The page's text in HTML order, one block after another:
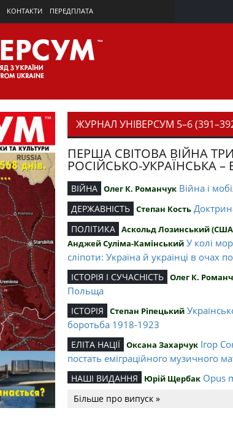
КОНТАКТИ ПЕРЕДПЛАТА
ЖУРНАЛ УНІВЕРСУМ 5–6
ПЕРША СВІТОВА ВІЙНА
РОСІЙСЬКО-УКРАЇНСЬКА –
ВІЙНА Олег К. Романчук Війна і
ДЕРЖАВНІСТЬ Степан Кость
ПОЛІТИКА Аскольд Лозинський
Анджей Суліма-Камінський У колі
сліпоти: Україна й українці в очах
ІСТОРІЯ І СУЧАСНІСТЬ Олег К.
Польща
ІСТОРІЯ Степан Ріпецький
боротьба 1918-1923
ЕЛІТА НАЦІЇ Оксана Захарчук Ігор
постать еміграційного музичного
НАШІ ВИДАННЯ Юрій Щербак Opus
Романчука
Більше про випуск »